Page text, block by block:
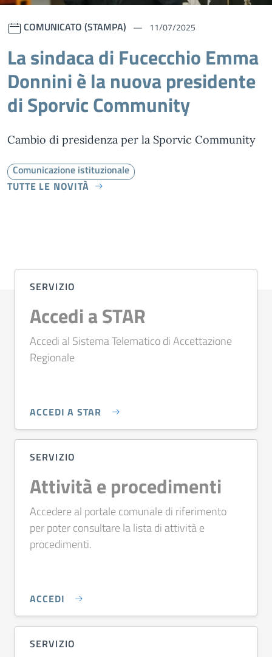
COMUNICATO (STAMPA) 11/07/2025
La sindaca di Fucecchio Emma
Donnini è la nuova presidente
di Sporvic Community
Cambio di presidenza per la Sporvic Community
Comunicazione istituzionale
TUTTE LE NOVITÀ
SERVIZIO
Accedi a STAR
Accedi al Sistema Telematico di Accettazione
Regionale
ACCEDI A STAR
SERVIZIO
Attività e procedimenti
Accedere al portale comunale di riferimento
per poter consultare la lista di attività e
procedimenti.
ACCEDI
SERVIZIO